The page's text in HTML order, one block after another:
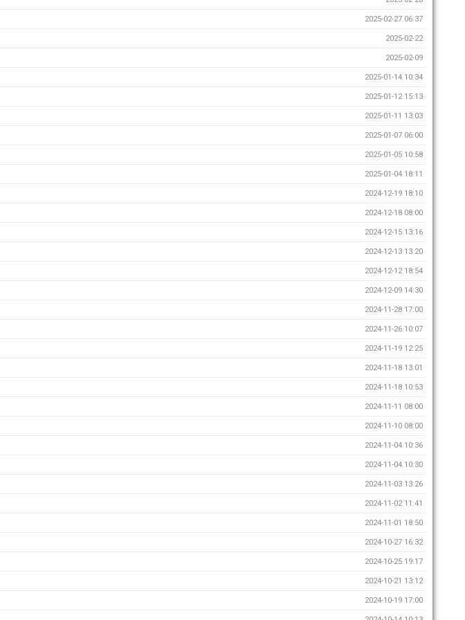
2025-02-27 06:37
2025-02-22
2025-02-09
2025-01-14 10:34
2025-01-12 15:13
2025-01-11 13:03
2025-01-07 06:00
2025-01-05 10:58
2025-01-04 18:11
2024-12-19 18:10
2024-12-18 08:00
2024-12-15 13:16
2024-12-13 13:20
2024-12-12 18:54
2024-12-09 14:30
2024-11-28 17:00
2024-11-26 10:07
2024-11-19 12:25
2024-11-18 13:01
2024-11-18 10:53
2024-11-11 08:00
2024-11-10 08:00
2024-11-04 10:36
2024-11-04 10:30
2024-11-03 13:26
2024-11-02 11:41
2024-11-01 18:50
2024-10-27 16:32
2024-10-25 19:17
2024-10-21 13:12
2024-10-19 17:00